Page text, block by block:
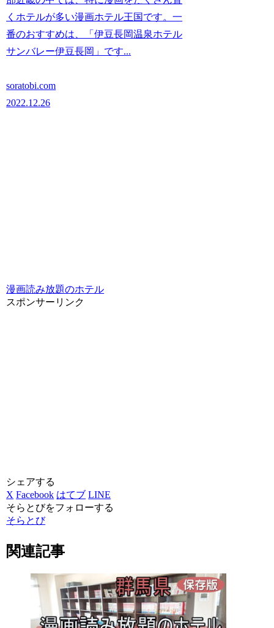
くホテルが多い漫画ホテル王国です。一
番のおすすめは、「伊豆長岡温泉ホテル
サンバレー伊豆長岡」です...
soratobi.com
2022.12.26
漫画読み放題のホテル
スポンサーリンク
シェアする
X Facebook はてブ LINE
そらとびをフォローする
そらとび
関連記事